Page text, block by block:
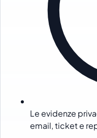
Le evidenze
email, ticket e